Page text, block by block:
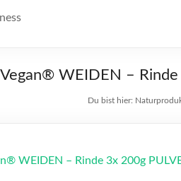
WEIDEN –
Du bist hier:
WEIDEN – Rinde 3x 200g